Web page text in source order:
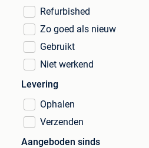
Refurbished
Zo goed als nieuw
Gebruikt
Niet werkend
Levering
Ophalen
Verzenden
Aangeboden sinds